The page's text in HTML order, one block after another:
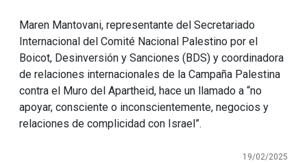
Maren Mantovani, representante del Secretariado
Internacional del Comité Nacional Palestino por el
Boicot, Desinversión y Sanciones (BDS) y coordinadora
de relaciones internacionales de la Campaña Palestina
contra el Muro del Apartheid, hace un llamado a “no
apoyar, consciente o inconscientemente, negocios y
relaciones de complicidad con Israel”.
19/02/2025